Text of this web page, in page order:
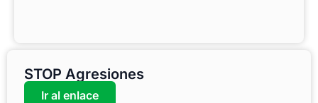
STOP Agresiones
Ir al enlace